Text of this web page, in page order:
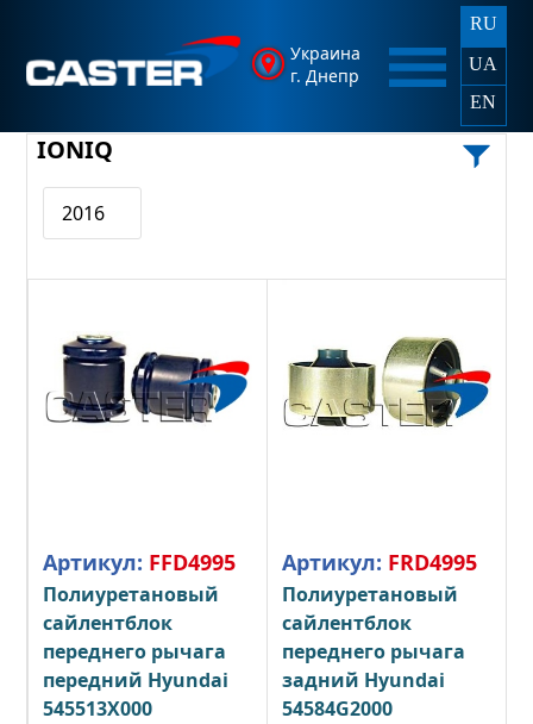
Украина
г. Днепр
RU
UA
EN
IONIQ
2016
Артикул: FFD4995
Полиуретановый
сайлентблок
переднего рычага
передний Hyundai
545513X000
Артикул: FRD4995
Полиуретановый
сайлентблок
переднего рычага
задний Hyundai
54584G2000